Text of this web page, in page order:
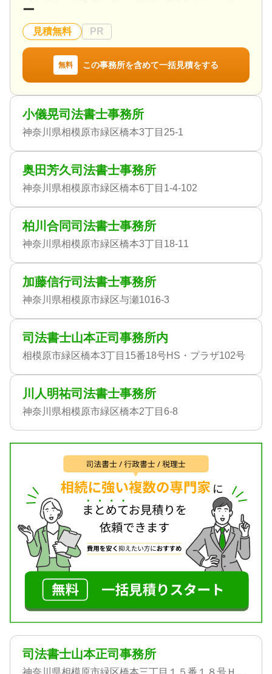
ー
見積無料 PR
無料 この事務所を含めて一括見積をする
小儀晃司法書士事務所
神奈川県相模原市緑区橋本3丁目25-1
奥田芳久司法書士事務所
神奈川県相模原市緑区橋本6丁目1-4-102
柏川合同司法書士事務所
神奈川県相模原市緑区橋本3丁目18-11
加藤信行司法書士事務所
神奈川県相模原市緑区与瀬1016-3
司法書士山本正司事務所内
相模原市緑区橋本3丁目15番18号HS・プラザ102号
川人明祐司法書士事務所
神奈川県相模原市緑区橋本2丁目6-8
司法書士山本正司事務所